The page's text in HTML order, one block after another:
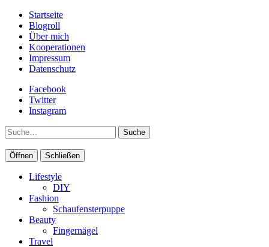
Startseite
Blogroll
Über mich
Kooperationen
Impressum
Datenschutz
Facebook
Twitter
Instagram
Suche
Öffnen Schließen
Lifestyle
DIY
Fashion
Schaufensterpuppe
Beauty
Fingernägel
Travel